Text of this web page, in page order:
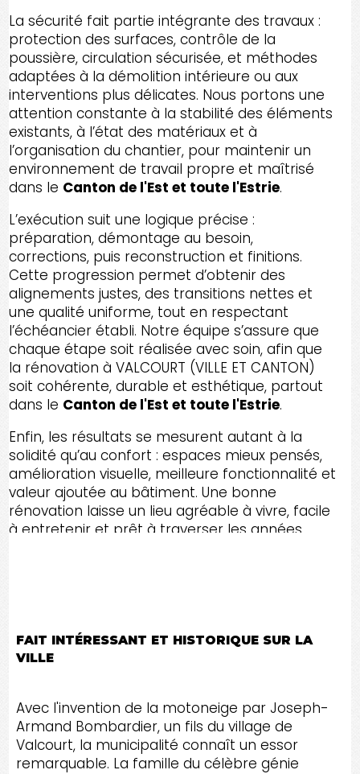
La sécurité fait partie intégrante des travaux :
protection des surfaces, contrôle de la
poussière, circulation sécurisée, et méthodes
adaptées à la démolition intérieure ou aux
interventions plus délicates. Nous portons une
attention constante à la stabilité des éléments
existants, à l’état des matériaux et à
l’organisation du chantier, pour maintenir un
environnement de travail propre et maîtrisé
dans le Canton de l'Est et toute l'Estrie.
L’exécution suit une logique précise :
préparation, démontage au besoin,
corrections, puis reconstruction et finitions.
Cette progression permet d’obtenir des
alignements justes, des transitions nettes et
une qualité uniforme, tout en respectant
l’échéancier établi. Notre équipe s’assure que
chaque étape soit réalisée avec soin, afin que
la rénovation à VALCOURT (VILLE ET CANTON)
soit cohérente, durable et esthétique, partout
dans le Canton de l'Est et toute l'Estrie.
Enfin, les résultats se mesurent autant à la
solidité qu’au confort : espaces mieux pensés,
amélioration visuelle, meilleure fonctionnalité et
valeur ajoutée au bâtiment. Une bonne
rénovation laisse un lieu agréable à vivre, facile
à entretenir et prêt à traverser les années.
FAIT INTÉRESSANT ET HISTORIQUE SUR LA
VILLE
Avec l'invention de la motoneige par Joseph-
Armand Bombardier, un fils du village de
Valcourt, la municipalité connaît un essor
remarquable. La famille du célèbre génie